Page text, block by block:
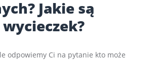
Jakie są
odpowiemy Ci na pytanie kto może